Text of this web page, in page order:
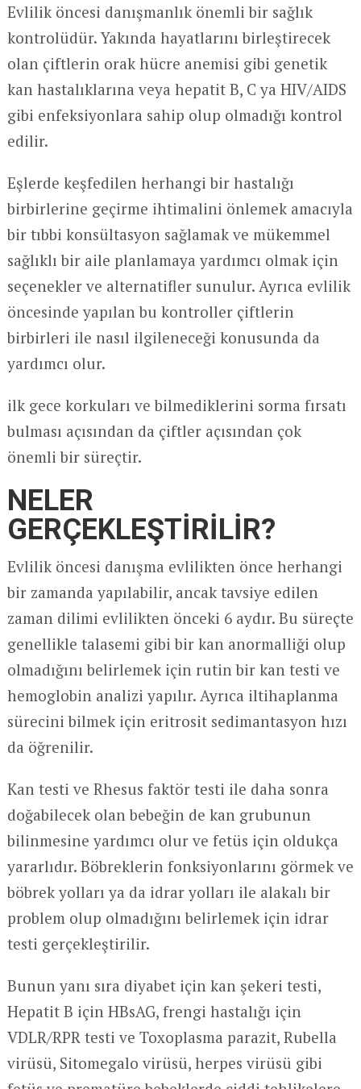
Evlilik öncesi danışmanlık önemli bir sağlık
kontrolüdür. Yakında hayatlarını birleştirecek
olan çiftlerin orak hücre anemisi gibi genetik
kan hastalıklarına veya hepatit B, C ya HIV/AIDS
gibi enfeksiyonlara sahip olup olmadığı kontrol
edilir.
Eşlerde keşfedilen herhangi bir hastalığı
birbirlerine geçirme ihtimalini önlemek amacıyla
bir tıbbi konsültasyon sağlamak ve mükemmel
sağlıklı bir aile planlamaya yardımcı olmak için
seçenekler ve alternatifler sunulur. Ayrıca evlilik
öncesinde yapılan bu kontroller çiftlerin
birbirleri ile nasıl ilgileneceği konusunda da
yardımcı olur.
ilk gece korkuları ve bilmediklerini sorma fırsatı
bulması açısından da çiftler açısından çok
önemli bir süreçtir.
NELER
GERÇEKLEŞTİRİLİR?
Evlilik öncesi danışma evlilikten önce herhangi
bir zamanda yapılabilir, ancak tavsiye edilen
zaman dilimi evlilikten önceki 6 aydır. Bu süreçte
genellikle talasemi gibi bir kan anormalliği olup
olmadığını belirlemek için rutin bir kan testi ve
hemoglobin analizi yapılır. Ayrıca iltihaplanma
sürecini bilmek için eritrosit sedimantasyon hızı
da öğrenilir.
Kan testi ve Rhesus faktör testi ile daha sonra
doğabilecek olan bebeğin de kan grubunun
bilinmesine yardımcı olur ve fetüs için oldukça
yararlıdır. Böbreklerin fonksiyonlarını görmek ve
böbrek yolları ya da idrar yolları ile alakalı bir
problem olup olmadığını belirlemek için idrar
testi gerçekleştirilir.
Bunun yanı sıra diyabet için kan şekeri testi,
Hepatit B için HBsAG, frengi hastalığı için
VDLR/RPR testi ve Toxoplasma parazit, Rubella
virüsü, Sitomegalo virüsü, herpes virüsü gibi